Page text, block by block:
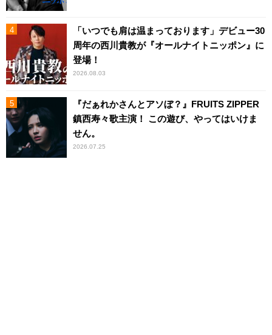
「いつでも肩は温まっております」デビュー30
周年の西川貴教が『オールナイトニッポン』に
登場！
2026.08.03
『だぁれかさんとアソぼ？』FRUITS ZIPPER
鎮西寿々歌主演！ この遊び、やってはいけま
せん。
2026.07.25